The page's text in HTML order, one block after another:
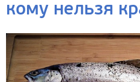
кому нельзя